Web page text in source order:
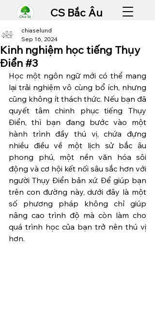
CS Bắc Âu
Kinh nghiệm học tiếng Thụy
Điển #3
chiaselund
Sep 16, 2024
Học một ngôn ngữ mới có thể mang
lại trải nghiệm vô cùng bổ ích, nhưng
cũng không ít thách thức. Nếu bạn đã
quyết tâm chinh phục tiếng Thụy
Điển, thì bạn đang bước vào một
hành trình đầy thú vị, chứa đựng
nhiều điều về một lịch sử bắc âu
phong phú, một nền văn hóa sôi
động và cơ hội kết nối sâu sắc hơn với
người Thụy Điển bản xứ. Để giúp bạn
trên con đường này, dưới đây là một
số phương pháp không chỉ giúp
nâng cao trình độ mà còn làm cho
quá trình học của bạn trở nên thú vị
hơn.